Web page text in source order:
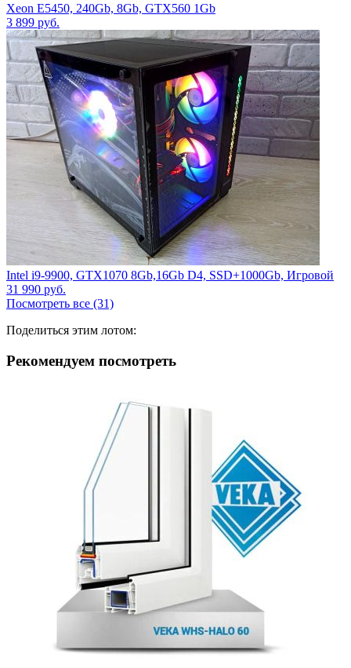
Xeon Е5450, 240Gb, 8Gb, GTX560 1Gb
3 899 руб.
Intel i9-9900, GTX1070 8Gb,16Gb D4, SSD+1000Gb, Игровой
31 990 руб.
Посмотреть все (31)
Поделиться этим лотом:
Рекомендуем посмотреть